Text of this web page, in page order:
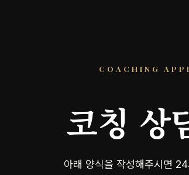
COACHING
코칭 상
아래 양식을 작성해주시면